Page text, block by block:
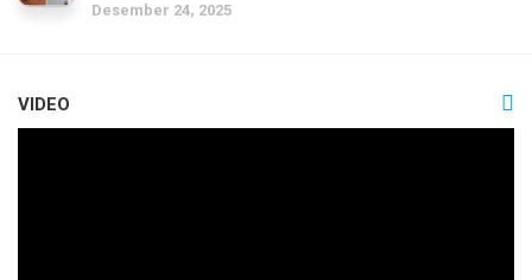
Desember 24, 2025
VIDEO